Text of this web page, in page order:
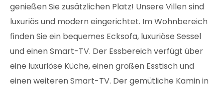
genießen Sie zusätzlichen Platz! Unsere Villen sind
luxuriös und modern eingerichtet. Im Wohnbereich
finden Sie ein bequemes Ecksofa, luxuriöse Sessel
und einen Smart-TV. Der Essbereich verfügt über
eine luxuriöse Küche, einen großen Esstisch und
einen weiteren Smart-TV. Der gemütliche Kamin in